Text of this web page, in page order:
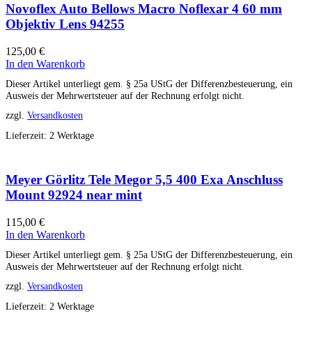
Novoflex Auto Bellows Macro Noflexar 4 60 mm
Objektiv Lens 94255
125,00 €
In den Warenkorb
Dieser Artikel unterliegt gem. § 25a UStG der Differenzbesteuerung, ein
Ausweis der Mehrwertsteuer auf der Rechnung erfolgt nicht.
zzgl. Versandkosten
Lieferzeit: 2 Werktage
Meyer Görlitz Tele Megor 5,5 400 Exa Anschluss
Mount 92924 near mint
115,00 €
In den Warenkorb
Dieser Artikel unterliegt gem. § 25a UStG der Differenzbesteuerung, ein
Ausweis der Mehrwertsteuer auf der Rechnung erfolgt nicht.
zzgl. Versandkosten
Lieferzeit: 2 Werktage